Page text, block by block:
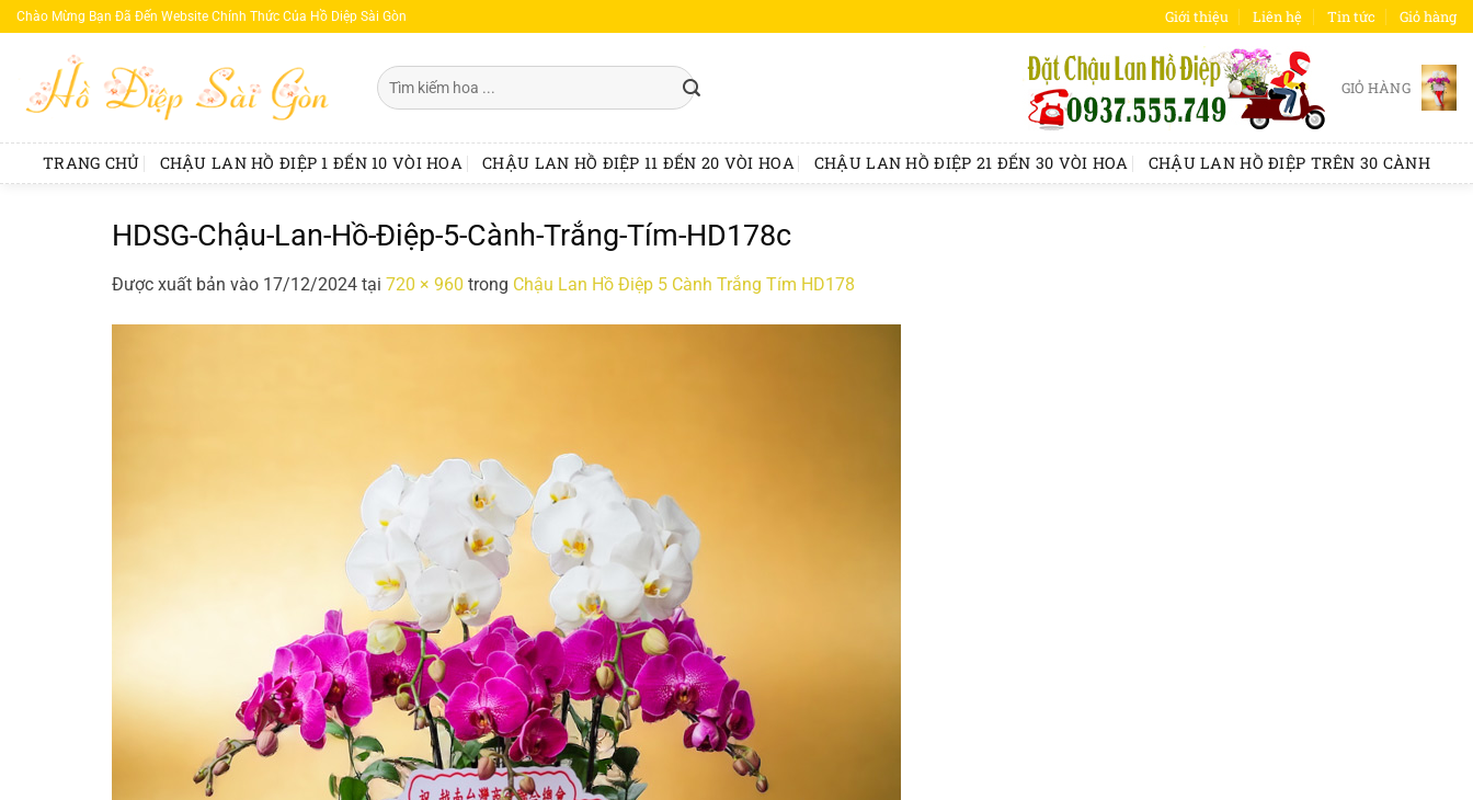
Bỏ
qua
dung
Chào Mừng Bạn Đã Đến Website Chính Thức Của Hồ Diệp Sài Gòn Giới thiệu Liên hệ Tin tức Giỏ hàng
Tìm
kiếm:
GIỎ HÀNG
TRANG CHỦ CHẬU LAN HỒ ĐIỆP 1 ĐẾN 10 VÒI HOA CHẬU LAN HỒ ĐIỆP 11 ĐẾN 20 VÒI HOA CHẬU LAN HỒ ĐIỆP 21 ĐẾN 30 VÒI HOA CHẬU LAN HỒ ĐIỆP TRÊN 30 CÀNH
HDSG-Chậu-Lan-Hồ-Điệp-5-Cành-Trắng-Tím-HD178c
Được xuất bản vào 17/12/2024 tại 720 × 960 trong Chậu Lan Hồ Điệp 5 Cành Trắng Tím HD178